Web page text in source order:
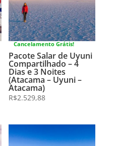
Cancelamento Grátis!
Pacote Salar de Uyuni
Compartilhado – 4
Dias e 3 Noites
(Atacama – Uyuni –
Atacama)
R$2.529,88